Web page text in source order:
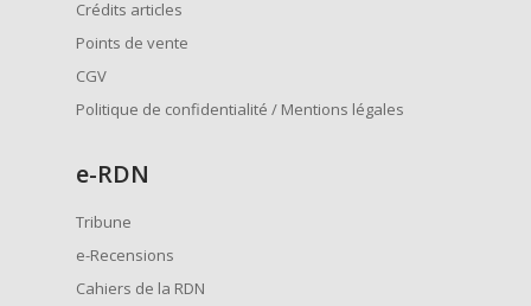
Crédits articles
Points de vente
CGV
Politique de confidentialité / Mentions légales
e-RDN
Tribune
e-Recensions
Cahiers de la RDN